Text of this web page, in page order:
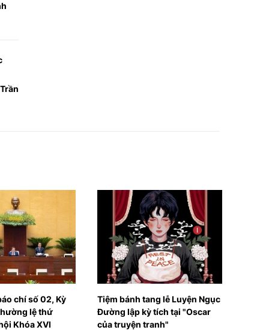
tang lễ Luyện Ngục
kỳ tích tại "Oscar
tranh"
Mời độc giả đón đọc báo Văn
nghệ số 32/2026